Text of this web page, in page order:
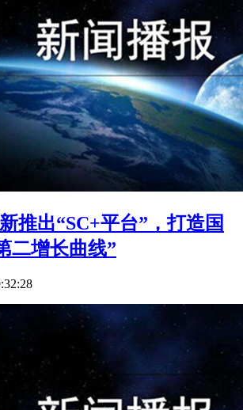
推出“SC+平台”，打造国
二增长曲线”